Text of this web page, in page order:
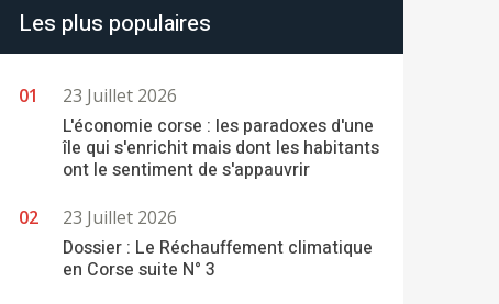
Les plus populaires
23 Juillet 2026
L'économie corse : les paradoxes d'une
île qui s'enrichit mais dont les habitants
ont le sentiment de s'appauvrir
23 Juillet 2026
Dossier : Le Réchauffement climatique
en Corse suite N° 3